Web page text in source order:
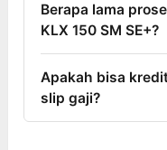
Berapa lama
KLX 150 SM SE+?
Apakah bisa
slip gaji?